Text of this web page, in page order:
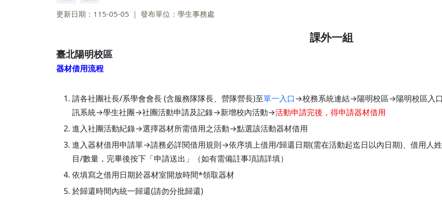
更新日期：115-05-05 發布單位：學生事務處
課外一組
臺北陽明校區
器材借用流程
請各社團社長/系學會會長 (含服務隊隊長、營隊營長)至單一入口→校務系統連結→陽明校區→陽明校區入
訊系統→學生社團→社團活動申請及記錄→新增校內活動→活動申請完後，得申請器材借用
進入社團活動紀錄→選擇器材所需借用之活動→點選該活動器材借用
進入器材借用申請單→請務必詳閱借用規則→依序填上借用/歸還日期(需在活動起迄日以內日期)、借用人
目/數量，完畢後按下「申請送出」（如有需備註事項請詳填）
依填寫之借用日期於器材室開放時間*領取器材
於歸還時間內統一歸還(請勿分批歸還)